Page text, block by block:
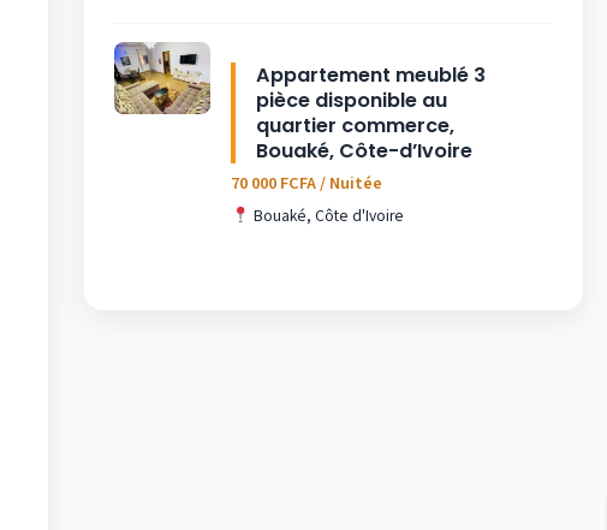
Appartement meublé 3
pièce disponible au
quartier commerce,
Bouaké, Côte-d’Ivoire
70 000 FCFA / Nuitée
Bouaké, Côte d'Ivoire